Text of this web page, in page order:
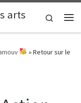
arts
Search
»Retour sur le